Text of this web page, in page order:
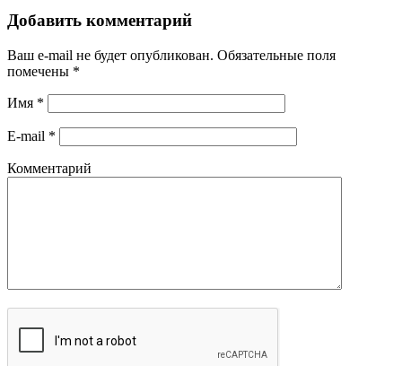
Добавить комментарий
Ваш e-mail не будет опубликован. Обязательные поля
помечены *
Имя *
E-mail *
Комментарий